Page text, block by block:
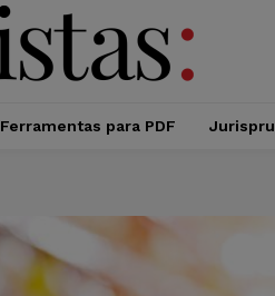
Ferramentas para PDF